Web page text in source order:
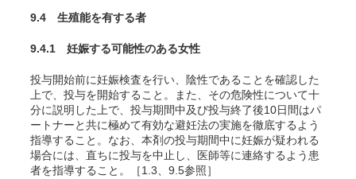
9.4 生殖能を有する者
9.4.1 妊娠する可能性のある女性
投与開始前に妊娠検査を行い、陰性であることを確認した
上で、投与を開始すること。また、その危険性について十
分に説明した上で、投与期間中及び投与終了後10日間はパ
ートナーと共に極めて有効な避妊法の実施を徹底するよう
指導すること。なお、本剤の投与期間中に妊娠が疑われる
場合には、直ちに投与を中止し、医師等に連絡するよう患
者を指導すること。［1.3、9.5参照］